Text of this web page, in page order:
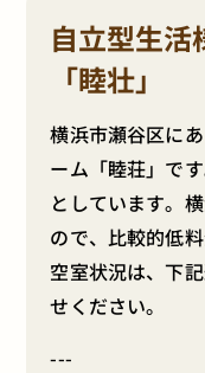
自立型生活
「睦壮」
横浜市瀬谷区に
ーム「睦荘」で
としています。
ので、比較的低
空室状況は、下
せください。
---